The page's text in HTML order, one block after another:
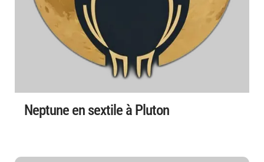
Neptune en sextile à Pluton